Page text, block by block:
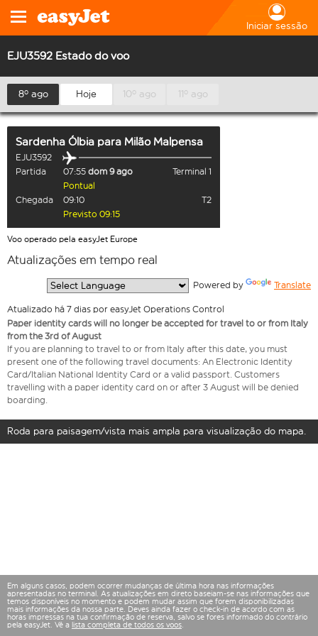
Iniciar sessão
EJU3592 Estado do voo
8º ago Hoje 10º ago 11º ago
Sardenha Ólbia para Milão Malpensa
EJU3592
Partida
07:55 dom 9 ago
Terminal 1
Pontual
Chegada
09:10
T2
Previsto 09:15
Voo operado pela easyJet Europe
Atualizações em tempo real
Powered by Translate
Atualizado há 7 dias por easyJet Operations Control
Paper identity cards will no longer be accepted for travel to or from Italy
from the 3rd of August
If you are planning to travel to or from Italy after this date, you must
present one of the following travel documents: An Electronic Identity
Card/Italian National Identity Card or a valid passport. Customers
travelling with a paper identity card on or after 3 August will be denied
boarding.
Roda para paisagem/vista mais ampla para visualização do mapa.
Em alguns casos, podem ocorrer mudanças de última hora nas informações
apresentadas no terminal. As atualizações em direto baseiam-se nas informações que
temos disponíveis no momento e podem mudar assim que forem disponibilizadas
mais informações da nossa parte. Deves ainda fazer o check-in de acordo com as
horas impressas na tua confirmação de reserva, salvo se fores informado do contrário
pela easyJet. Vê a lista completa de todos os voos.